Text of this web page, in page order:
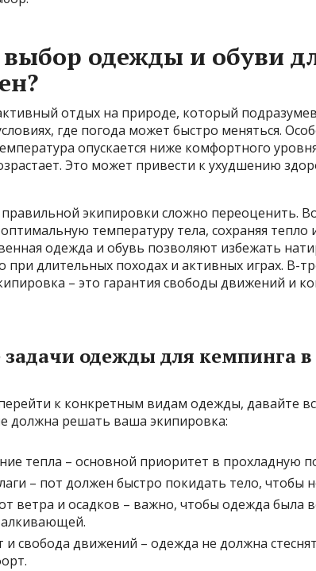
одежды и обуви
отдых на природе, который
где погода может быстро меняться.
опускается ниже комфортного
Это может привести к ухудшению
экипировки сложно переоценить.
температуру тела, сохраняя тепло
одежда и обувь позволяют избежать
при длительных походах и активных играх. В-
– это гарантия свободы движений и
одежды для кемпинга
к конкретным видам одежды, давайте
должна решать ваша экипировка:
тепла – основной приоритет в прохладную
– пот должен быстро покидать тело, чтобы
ветра и осадков – важно, чтобы одежда была
и свобода движений – одежда не должна